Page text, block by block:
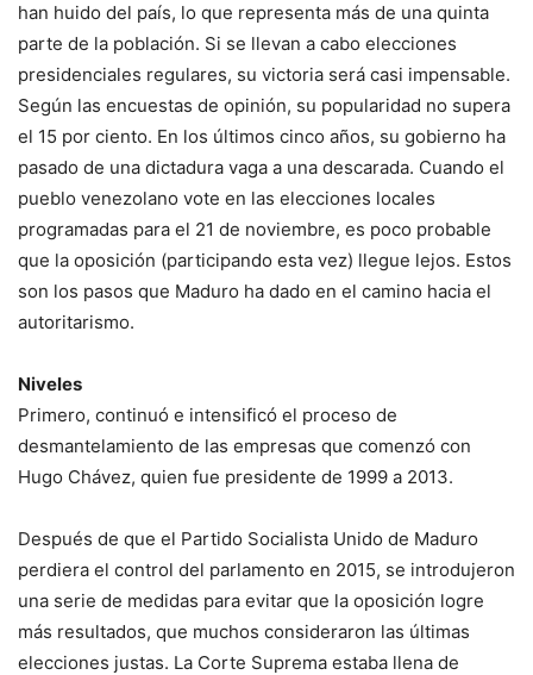
han huido del país, lo que representa más de una quinta
parte de la población. Si se llevan a cabo elecciones
presidenciales regulares, su victoria será casi impensable.
Según las encuestas de opinión, su popularidad no supera
el 15 por ciento. En los últimos cinco años, su gobierno ha
pasado de una dictadura vaga a una descarada. Cuando el
pueblo venezolano vote en las elecciones locales
programadas para el 21 de noviembre, es poco probable
que la oposición (participando esta vez) llegue lejos. Estos
son los pasos que Maduro ha dado en el camino hacia el
autoritarismo.
Niveles
Primero, continuó e intensificó el proceso de
desmantelamiento de las empresas que comenzó con
Hugo Chávez, quien fue presidente de 1999 a 2013.
Después de que el Partido Socialista Unido de Maduro
perdiera el control del parlamento en 2015, se introdujeron
una serie de medidas para evitar que la oposición logre
más resultados, que muchos consideraron las últimas
elecciones justas. La Corte Suprema estaba llena de